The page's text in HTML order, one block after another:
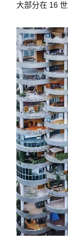
大部分在 16